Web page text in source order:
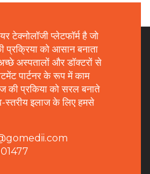
प्लेटफॉर्म है जो
को आसान बनाता
अस्पतालों और डॉक्टरों से
पार्टनर के रूप में काम
की प्रकिया को सरल बनाते
स्तरीय इलाज के लिए हमसे